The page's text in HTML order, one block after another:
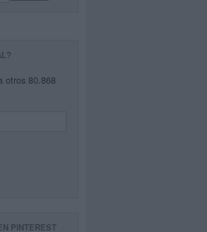
otros 80.868
PINTEREST